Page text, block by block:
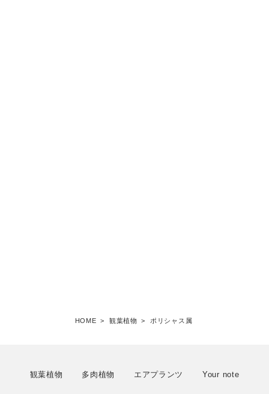
HOME > 観葉植物 > ポリシャス属
観葉植物 多肉植物 エアプランツ Your note